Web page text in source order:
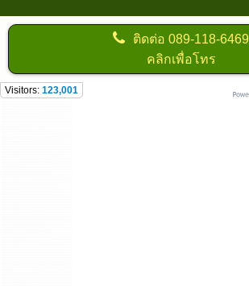
ติดต่อ089-118-6469
คลิกเพื่อโทร
Visitors: 123,001